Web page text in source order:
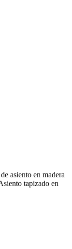
asiento en madera
tapizado en